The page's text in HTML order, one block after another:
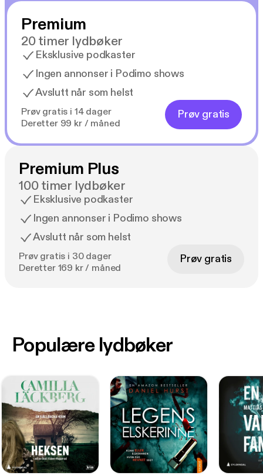
Premium
20 timer lydbøker
Eksklusive podkaster
Ingen annonser i Podimo shows
Avslutt når som helst
Prøv gratis i 14 dager
Deretter 99 kr / måned
Prøv gratis
Premium Plus
100 timer lydbøker
Eksklusive podkaster
Ingen annonser i Podimo shows
Avslutt når som helst
Prøv gratis i 30 dager
Deretter 169 kr / måned
Prøv gratis
Populære lydbøker